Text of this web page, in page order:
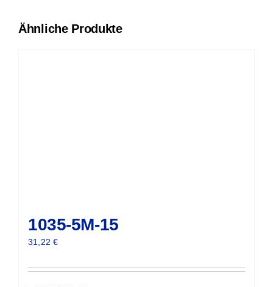
Ähnliche Produkte
1035-5M-15
31,22€